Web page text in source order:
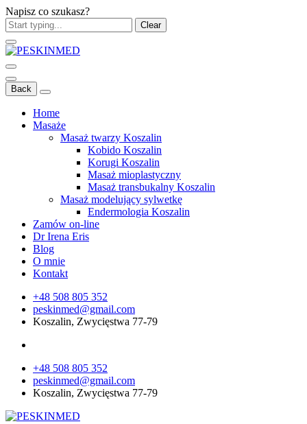
Napisz co szukasz?
Clear
Back
Home
Masaże
Masaż twarzy Koszalin
Kobido Koszalin
Korugi Koszalin
Masaż mioplastyczny
Masaż transbukalny Koszalin
Masaż modelujący sylwetkę
Endermologia Koszalin
Zamów on-line
Dr Irena Eris
Blog
O mnie
Kontakt
+48 508 805 352
peskinmed@gmail.com
Koszalin, Zwycięstwa 77-79
+48 508 805 352
peskinmed@gmail.com
Koszalin, Zwycięstwa 77-79